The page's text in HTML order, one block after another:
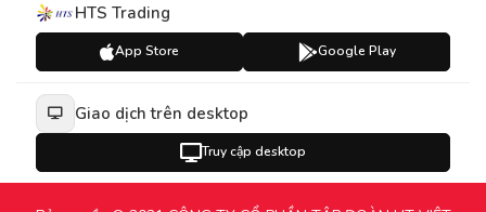
HTS Trading
App Store Google Play
Giao dịch trên desktop
Truy cập desktop